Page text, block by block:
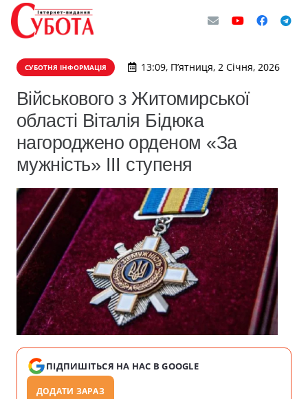
СУБОТНЯ ІНФОРМАЦІЯ 13:09, П’ятниця, 2 Січня, 2026
Військового з Житомирської
області Віталія Бідюка
нагороджено орденом «За
мужність» III ступеня
ПІДПИШІТЬСЯ НА НАС В GOOGLE
ДОДАТИ ЗАРАЗ